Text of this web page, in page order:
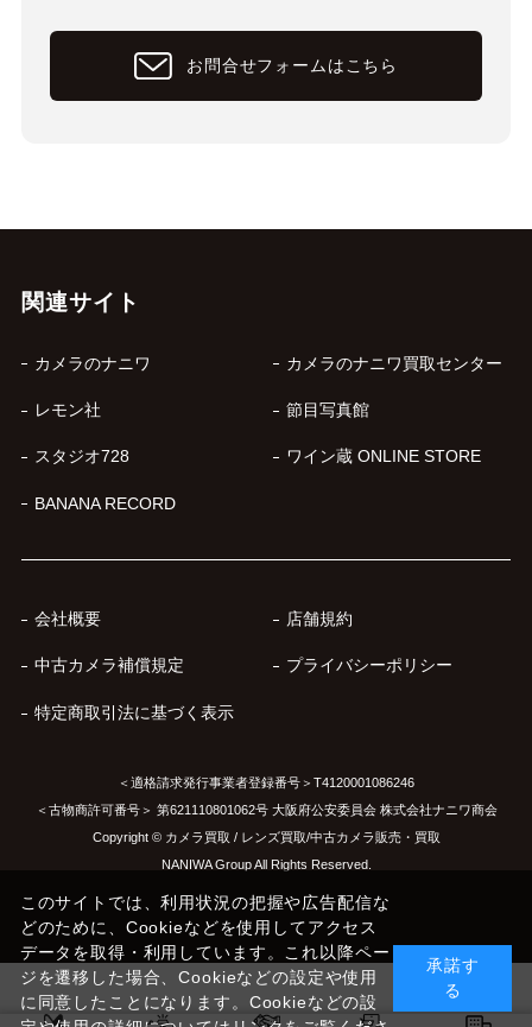
お問合せフォームはこちら
関連サイト
カメラのナニワ カメラのナニワ買取センター
レモン社 節目写真館
スタジオ728 ワイン蔵 ONLINE STORE
BANANA RECORD
会社概要 店舗規約
中古カメラ補償規定 プライバシーポリシー
特定商取引法に基づく表示
＜適格請求発行事業者登録番号＞T4120001086246
＜古物商許可番号＞ 第621110801062号 大阪府公安委員会 株式会社ナニワ商会
Copyright © カメラ買取 / レンズ買取/中古カメラ販売・買取
NANIWA Group All Rights Reserved.
このサイトでは、利用状況の把握や広告配信な
どのために、Cookieなどを使用してアクセス
データを取得・利用しています。これ以降ペー
ジを遷移した場合、Cookieなどの設定や使用
に同意したことになります。Cookieなどの設
承諾す
る